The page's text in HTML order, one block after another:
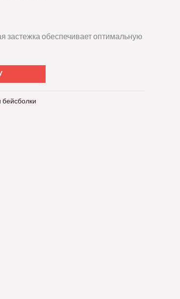
застежка обеспечивает оптимальную
бейсболки